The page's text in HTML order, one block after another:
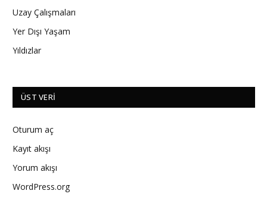
Uzay Çalışmaları
Yer Dışı Yaşam
Yıldızlar
ÜST VERI
Oturum aç
Kayıt akışı
Yorum akışı
WordPress.org